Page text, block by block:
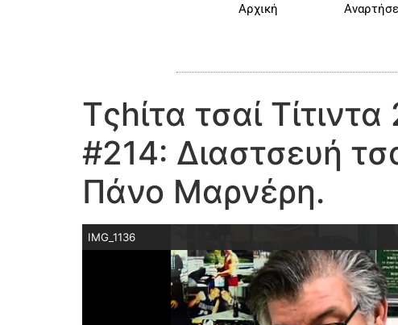
Αρχική
Τςhίτα τσαί
#214: Διαστσευή
Πάνο Μαρνέρη.
IMG_1136